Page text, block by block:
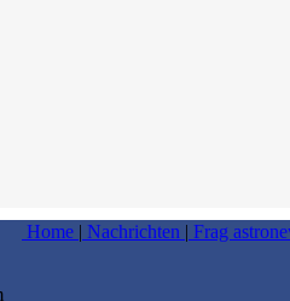
Home | Nachrichten | Frag